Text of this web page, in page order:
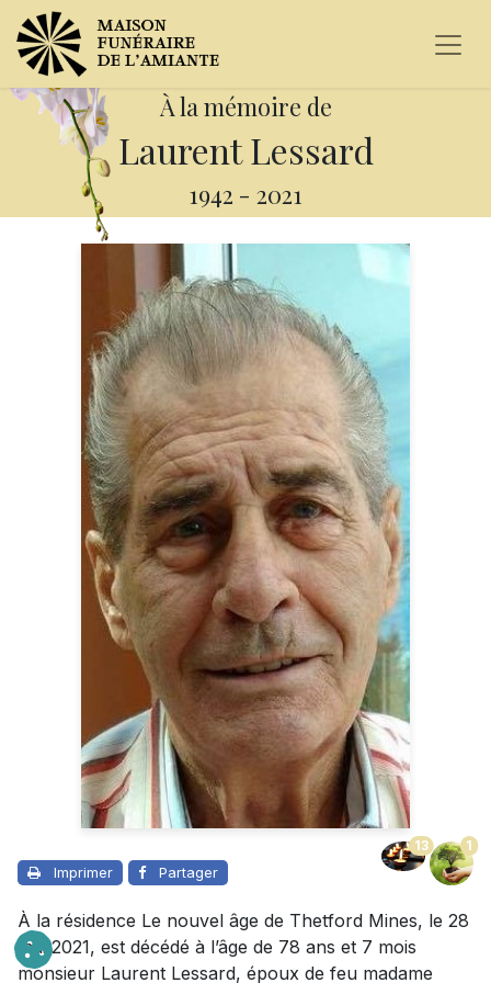
À la mémoire de
Laurent Lessard
1942 - 2021
Imprimer Partager
13 1
À la résidence Le nouvel âge de Thetford Mines, le 28
mai 2021, est décédé à l’âge de 78 ans et 7 mois
monsieur Laurent Lessard, époux de feu madame